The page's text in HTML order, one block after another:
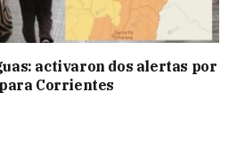
activaron dos alertas por
Corrientes